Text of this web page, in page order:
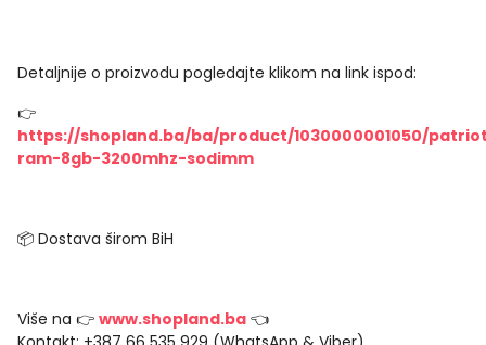
Detaljnije o proizvodu pogledajte klikom na link ispod:
👉
https://shopland.ba/ba/product/1030000001050/
ram-8gb-3200mhz-sodimm
📦 Dostava širom BiH
Više na 👉 www.shopland.ba 👈